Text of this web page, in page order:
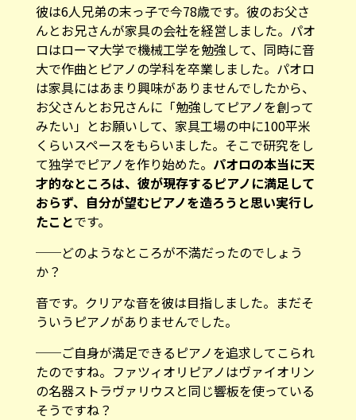
彼は6人兄弟の末っ子で今78歳です。彼のお父さ
んとお兄さんが家具の会社を経営しました。パオ
ロはローマ大学で機械工学を勉強して、同時に音
大で作曲とピアノの学科を卒業しました。パオロ
は家具にはあまり興味がありませんでしたから、
お父さんとお兄さんに「勉強してピアノを創って
みたい」とお願いして、家具工場の中に100平米
くらいスペースをもらいました。そこで研究をし
て独学でピアノを作り始めた。 パオロの本当に天
才的なところは、彼が現存するピアノに満足して
おらず、自分が望むピアノを造ろうと思い実行し
たことです。
──どのようなところが不満だったのでしょう
か？
音です。クリアな音を彼は目指しました。まだそ
ういうピアノがありませんでした。
──ご自身が満足できるピアノを追求してこられ
たのですね。ファツィオリピアノはヴァイオリン
の名器ストラヴァリウスと同じ響板を使っている
そうですね？